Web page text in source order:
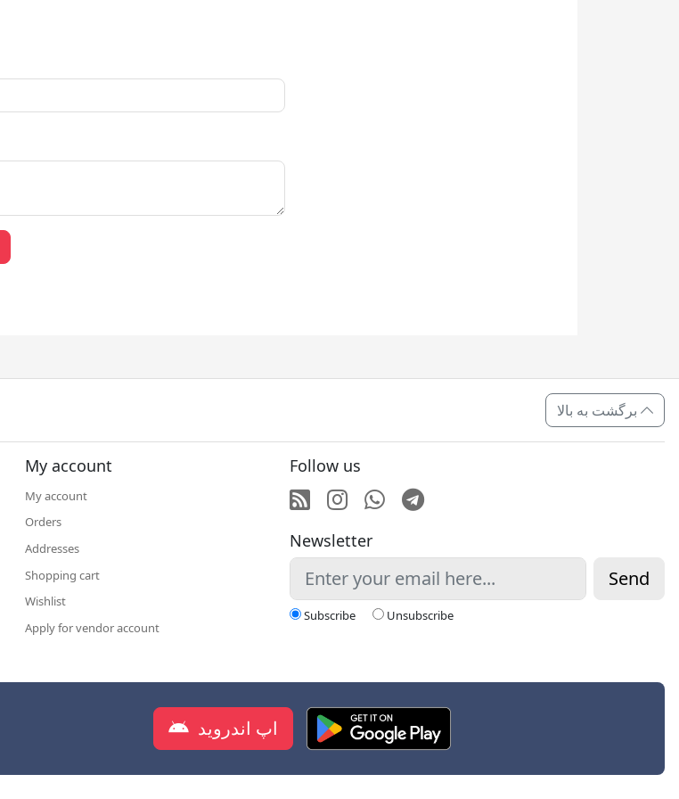
My account
My account
Orders
Addresses
Shopping cart
Wishlist
Apply for vendor account
Follow us
RSSInstagram
Whatsapp
Telegram
Newsletter
Send
Subscribe Unsubscribe
اپ اندروید